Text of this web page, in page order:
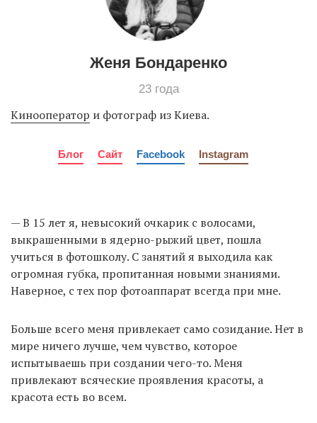
Женя Бондаренко
23 года
Кинооператор и фотограф из Киева.
Блог Сайт Facebook Instagram
— В 15 лет я, невысокий очкарик с волосами,
выкрашенными в ядерно-рыжий цвет, пошла
учиться в фотошколу. C занятий я выходила как
огромная губка, пропитанная новыми знаниями.
Наверное, с тех пор фотоаппарат всегда при мне.
Больше всего меня привлекает само созидание. Нет в
мире ничего лучше, чем чувство, которое
испытываешь при создании чего-то. Меня
привлекают всяческие проявления красоты, а
красота есть во всем.